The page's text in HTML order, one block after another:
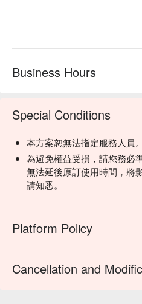
Business Hours
Special Conditions
本方案恕無法指定服務人員。
為避免權益受損，請您務必
無法延後原訂使用時間，將
請知悉。
Platform Policy
Cancellation and